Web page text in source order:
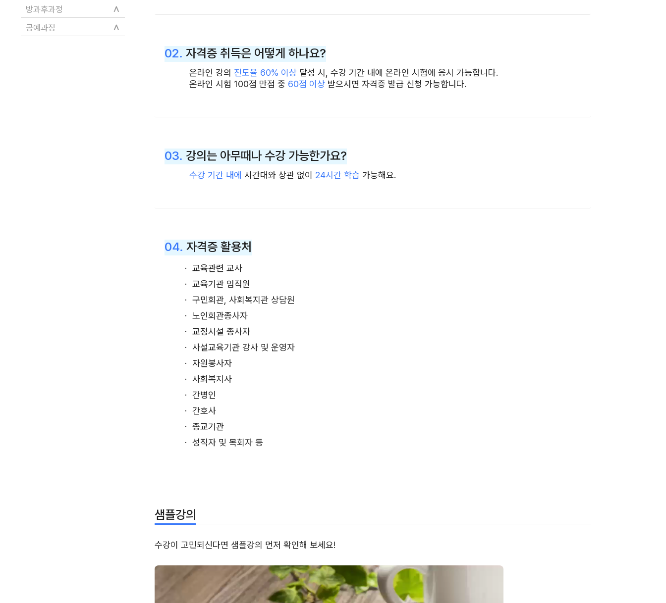
방과후과정 ∧
공예과정 ∧
02. 자격증 취득은 어떻게 하나요?
온라인 강의 진도율 60% 이상 달성 시, 수강 기간 내에 온라인 시험에 응시 가능합니다.
온라인 시험 100점 만점 중 60점 이상 받으시면 자격증 발급 신청 가능합니다.
03. 강의는 아무때나 수강 가능한가요?
수강 기간 내에 시간대와 상관 없이 24시간 학습 가능해요.
04. 자격증 활용처
ㆍ 교육관련 교사
ㆍ 교육기관 임직원
ㆍ 구민회관, 사회복지관 상담원
ㆍ 노인회관종사자
ㆍ 교정시설 종사자
ㆍ 사설교육기관 강사 및 운영자
ㆍ 자원봉사자
ㆍ 사회복지사
ㆍ 간병인
ㆍ 간호사
ㆍ 종교기관
ㆍ 성직자 및 목회자 등
샘플강의
수강이 고민되신다면 샘플강의 먼저 확인해 보세요!